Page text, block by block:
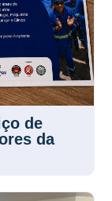
de
da